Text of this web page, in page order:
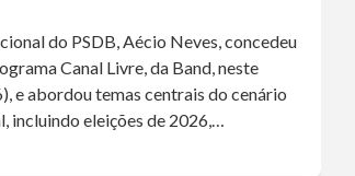
do PSDB, Aécio Neves, concedeu
Canal Livre, da Band, neste
e abordou temas centrais do cenário
incluindo eleições de 2026,…